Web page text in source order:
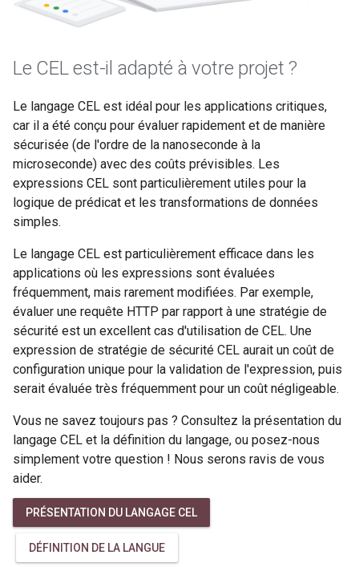
Le CEL est-il adapté à votre projet ?
Le langage CEL est idéal pour les applications critiques,
car il a été conçu pour évaluer rapidement et de manière
sécurisée (de l'ordre de la nanoseconde à la
microseconde) avec des coûts prévisibles. Les
expressions CEL sont particulièrement utiles pour la
logique de prédicat et les transformations de données
simples.
Le langage CEL est particulièrement efficace dans les
applications où les expressions sont évaluées
fréquemment, mais rarement modifiées. Par exemple,
évaluer une requête HTTP par rapport à une stratégie de
sécurité est un excellent cas d'utilisation de CEL. Une
expression de stratégie de sécurité CEL aurait un coût de
configuration unique pour la validation de l'expression, puis
serait évaluée très fréquemment pour un coût négligeable.
Vous ne savez toujours pas ? Consultez la présentation du
langage CEL et la définition du langage, ou posez-nous
simplement votre question ! Nous serons ravis de vous
aider.
PRÉSENTATION DU LANGAGE CEL
DÉFINITION DE LA LANGUE